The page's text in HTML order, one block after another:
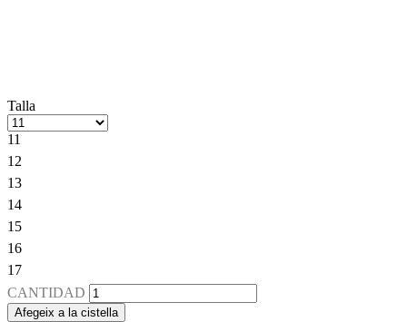
Talla
11
12
13
14
15
16
17
CANTIDAD
Afegeix a la cistella